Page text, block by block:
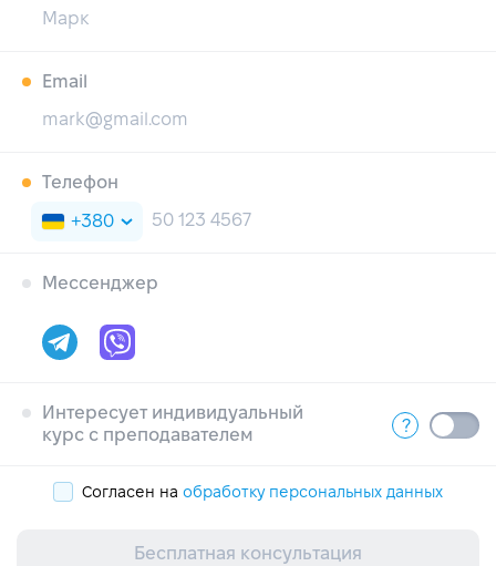
Email
Телефон
+380
Мессенджер
Интересует индивидуальный
курс с преподавателем
?
Согласен на обработку персональных данных
Бесплатная консультация